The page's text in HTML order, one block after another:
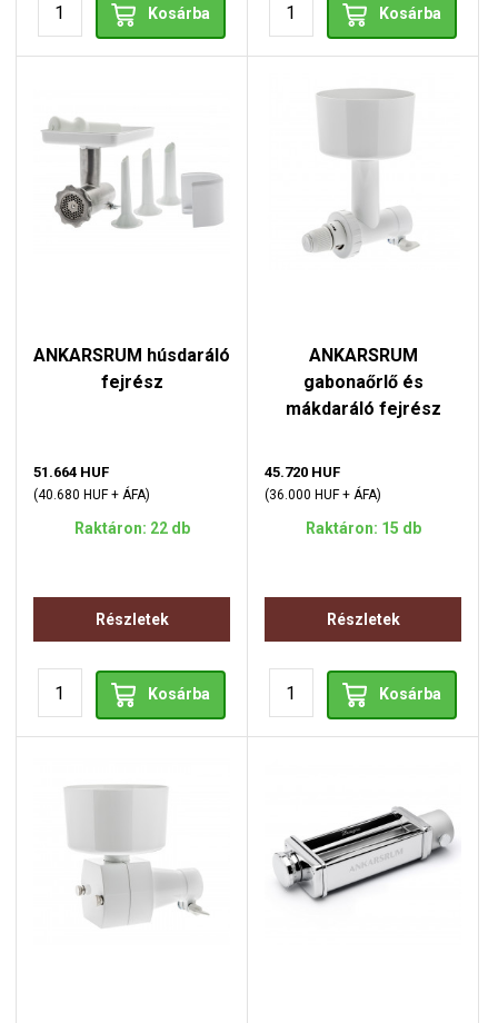
Kosárba Kosárba
ANKARSRUM húsdaráló
fejrész
51.664 HUF
(40.680 HUF + ÁFA)
Raktáron: 22 db
Részletek
Kosárba
ANKARSRUM
gabonaőrlő és
mákdaráló fejrész
45.720 HUF
(36.000 HUF + ÁFA)
Raktáron: 15 db
Részletek
Kosárba